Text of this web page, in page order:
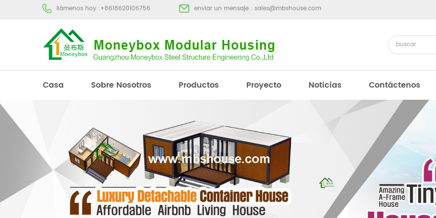
llámenos hoy :+8618620106756 enviar un mensaje : sales@mbshouse.com
Casa Sobre Nosotros Productos Proyecto Noticias Contáctenos